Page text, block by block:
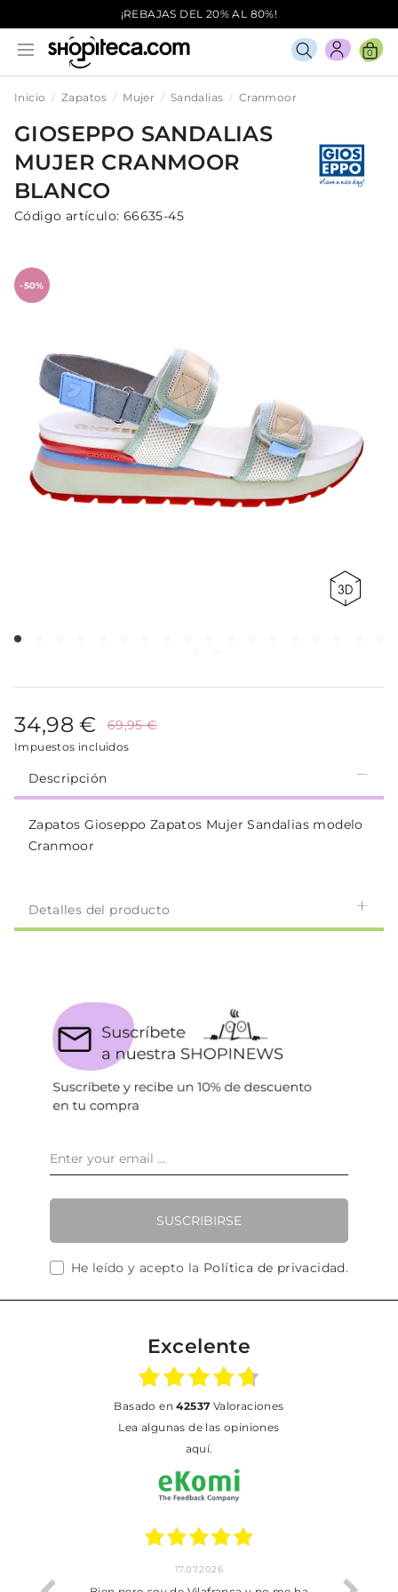
¡REBAJAS DEL 20% AL 80%!
0
Inicio Zapatos Mujer Sandalias Cranmoor
GIOSEPPO SANDALIAS
MUJER CRANMOOR
BLANCO
Código artículo: 66635-45
-50%
34,98 € 69,95 €
Impuestos incluidos
Descripción
Zapatos Gioseppo Zapatos Mujer Sandalias modelo
Cranmoor
Detalles del producto
SUSCRIBIRSE
He leído y acepto la Política de privacidad.
Excelente
basado en42537 Valoraciones
Lea algunas de las opiniones
aquí.
02.07.2026